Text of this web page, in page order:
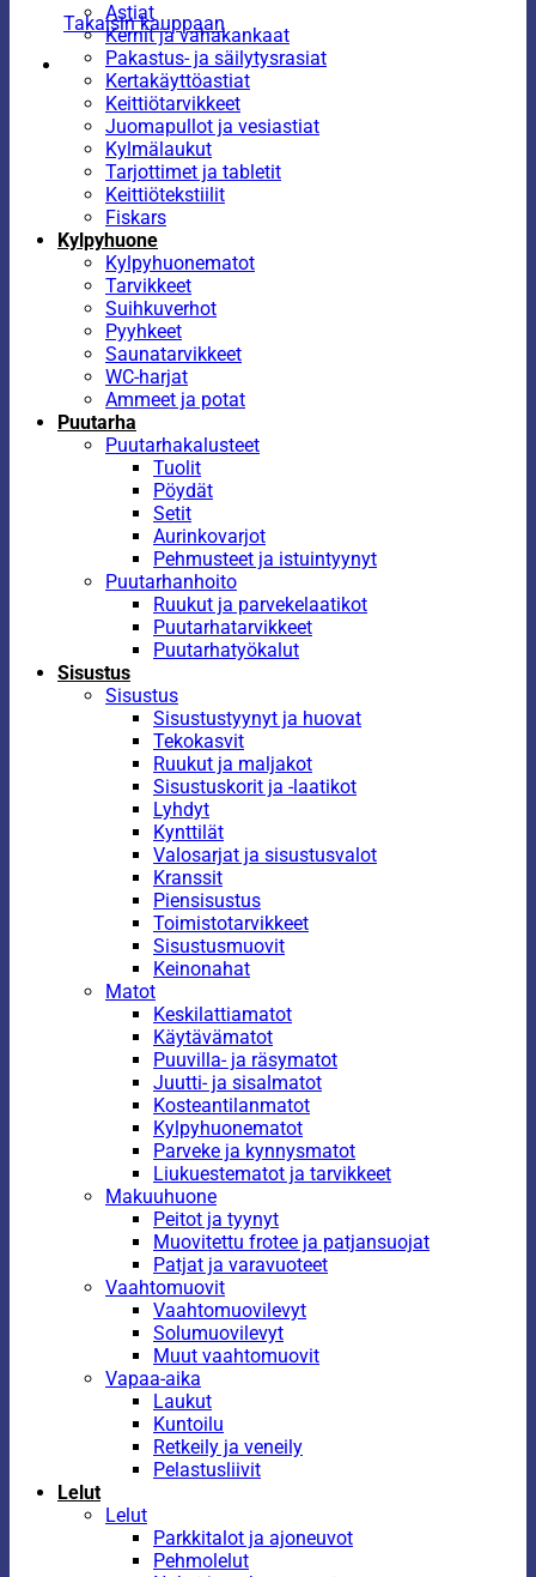
Takaisin kauppaan
Astiat
Kernit ja vahakankaat
Pakastus- ja säilytysrasiat
Kertakäyttöastiat
Keittiötarvikkeet
Juomapullot ja vesiastiat
Kylmälaukut
Tarjottimet ja tabletit
Keittiötekstiilit
Fiskars
Kylpyhuone
Kylpyhuonematot
Tarvikkeet
Suihkuverhot
Pyyhkeet
Saunatarvikkeet
WC-harjat
Ammeet ja potat
Puutarha
Puutarhakalusteet
Tuolit
Pöydät
Setit
Aurinkovarjot
Pehmusteet ja istuintyynyt
Puutarhanhoito
Ruukut ja parvekelaatikot
Puutarhatarvikkeet
Puutarhatyökalut
Sisustus
Sisustus
Sisustustyynyt ja huovat
Tekokasvit
Ruukut ja maljakot
Sisustuskorit ja -laatikot
Lyhdyt
Kynttilät
Valosarjat ja sisustusvalot
Kranssit
Piensisustus
Toimistotarvikkeet
Sisustusmuovit
Keinonahat
Matot
Keskilattiamatot
Käytävämatot
Puuvilla- ja räsymatot
Juutti- ja sisalmatot
Kosteantilanmatot
Kylpyhuonematot
Parveke ja kynnysmatot
Liukuestematot ja tarvikkeet
Makuuhuone
Peitot ja tyynyt
Muovitettu frotee ja patjansuojat
Patjat ja varavuoteet
Vaahtomuovit
Vaahtomuovilevyt
Solumuovilevyt
Muut vaahtomuovit
Vapaa-aika
Laukut
Kuntoilu
Retkeily ja veneily
Pelastusliivit
Lelut
Lelut
Parkkitalot ja ajoneuvot
Pehmolelut